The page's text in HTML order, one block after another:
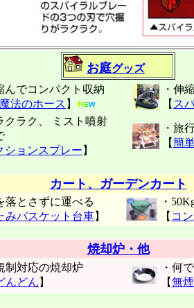
お庭グッズ
んでコンパクト収納
法のホース 】
・伸
【 ス
クラク、 ミスト噴射
ションスプレー 】
・旅
【簡
カート、ガーデンカート
落とさずに運べる
みバスケット台車】
・
【 コ
焼却炉・他
制対応の焼却炉
んどん 】
・何
【無